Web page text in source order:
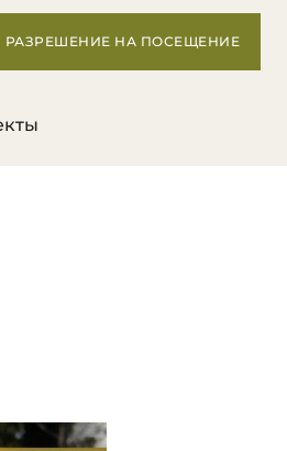
РАЗРЕШЕНИЕ НА ПОСЕЩЕНИЕ